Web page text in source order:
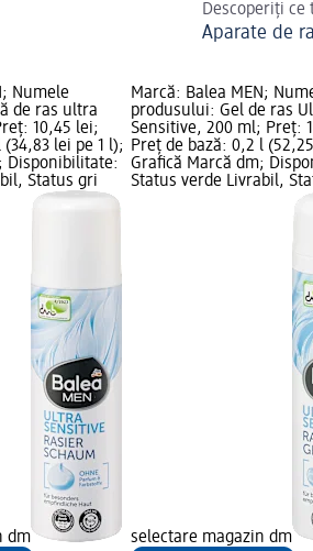
Descoperiți ce
Aparate de
Numele
de ras ultra
10,45 lei;
lei pe 1 l);
Disponibilitate:
Status gri
dm
Marcă: Balea MEN;
produsului: Gel de ras
Sensitive, 200 ml; Preț:
Preț de bază: 0,2 l
Grafică Marcă dm;
Status verde Livrabil,
selectare magazin dm